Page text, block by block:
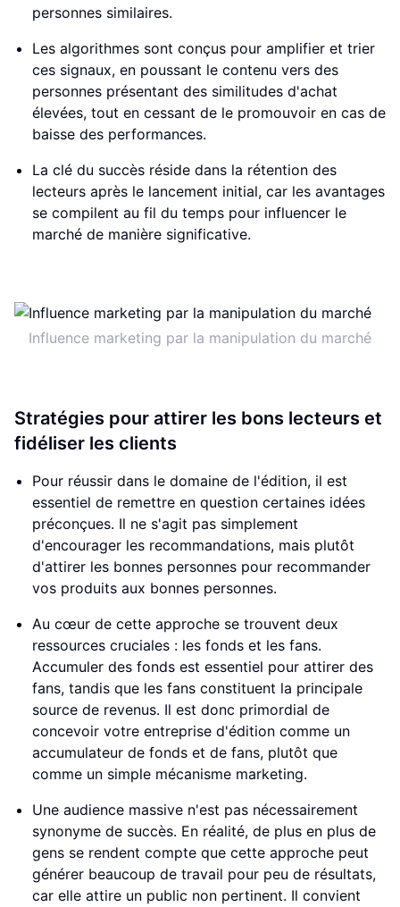
personnes similaires.
Les algorithmes sont conçus pour amplifier et trier
ces signaux, en poussant le contenu vers des
personnes présentant des similitudes d'achat
élevées, tout en cessant de le promouvoir en cas de
baisse des performances.
La clé du succès réside dans la rétention des
lecteurs après le lancement initial, car les avantages
se compilent au fil du temps pour influencer le
marché de manière significative.
Influence marketing par la manipulation du marché
Stratégies pour attirer les bons lecteurs et
fidéliser les clients
Pour réussir dans le domaine de l'édition, il est
essentiel de remettre en question certaines idées
préconçues. Il ne s'agit pas simplement
d'encourager les recommandations, mais plutôt
d'attirer les bonnes personnes pour recommander
vos produits aux bonnes personnes.
Au cœur de cette approche se trouvent deux
ressources cruciales : les fonds et les fans.
Accumuler des fonds est essentiel pour attirer des
fans, tandis que les fans constituent la principale
source de revenus. Il est donc primordial de
concevoir votre entreprise d'édition comme un
accumulateur de fonds et de fans, plutôt que
comme un simple mécanisme marketing.
Une audience massive n'est pas nécessairement
synonyme de succès. En réalité, de plus en plus de
gens se rendent compte que cette approche peut
générer beaucoup de travail pour peu de résultats,
car elle attire un public non pertinent. Il convient